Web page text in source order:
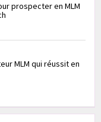
prospecter en MLM
MLM qui réussit en